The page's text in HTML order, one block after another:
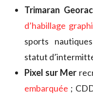
Trimaran
d’habillage
sports
statut
Pixel sur Mer
embarquée ;